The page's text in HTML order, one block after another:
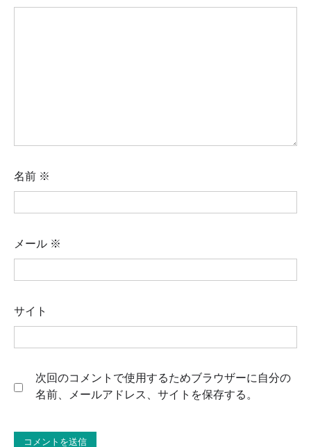
名前 ※
メール ※
サイト
次回のコメントで使用するためブラウザーに自分の
名前、メールアドレス、サイトを保存する。